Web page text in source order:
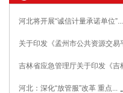
河北将开展“诚信计量承诺单位”...
关于印发《孟州市公共资源交易
吉林省应急管理厅关于印发《吉
河北：深化“放管服”改革 重点...